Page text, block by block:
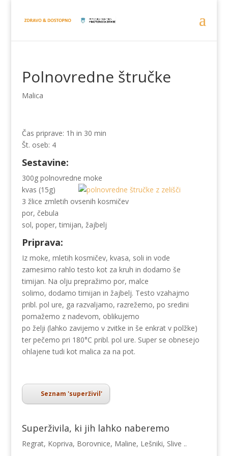
Polnovredne štručke
Malica
Čas priprave: 1h in 30 min
Št. oseb: 4
Sestavine:
300g polnovredne moke
kvas (15g)
3 žlice zmletih ovsenih kosmičev
por, čebula
sol, poper, timijan, žajbelj
Priprava:
Iz moke, mletih kosmičev, kvasa, soli in vode
zamesimo rahlo testo kot za kruh in dodamo še
timijan. Na olju prepražimo por, malce
solimo, dodamo timijan in žajbelj. Testo vzahajmo
pribl. pol ure, ga razvaljamo, razrežemo, po sredini
pomažemo z nadevom, oblikujemo
po želji (lahko zavijemo v zvitke in še enkrat v polžke)
ter pečemo pri 180°C pribl. pol ure. Super se obnesejo
ohlajene tudi kot malica za na pot.
Seznam 'superživil'
Superživila, ki jih lahko naberemo
Regrat, Kopriva, Borovnice, Maline, Lešniki, Slive ..